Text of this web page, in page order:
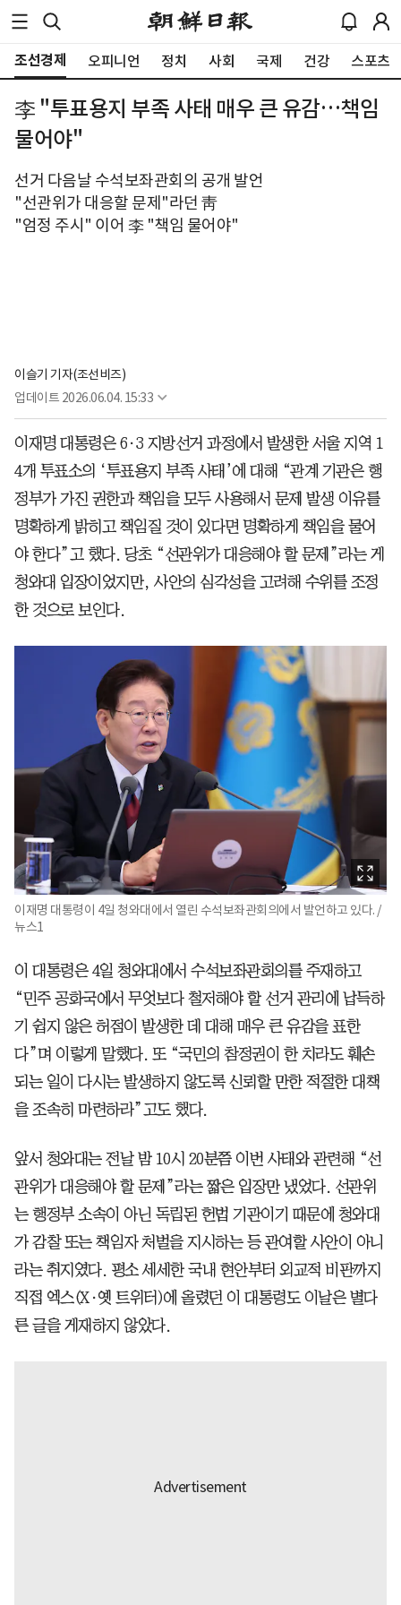
조선경제 오피니언 정치 사회 국제 건강 스포츠
李 "투표용지 부족 사태 매우 큰 유감…책임
물어야"
선거 다음날 수석보좌관회의 공개 발언
"선관위가 대응할 문제"라던 靑
"엄정 주시" 이어 李 "책임 물어야"
이슬기 기자(조선비즈)
업데이트 2026.06.04. 15:33
이재명 대통령은 6·3 지방선거 과정에서 발생한 서울 지역 1
4개 투표소의 ‘투표용지 부족 사태’에 대해 “관계 기관은 행
정부가 가진 권한과 책임을 모두 사용해서 문제 발생 이유를
명확하게 밝히고 책임질 것이 있다면 명확하게 책임을 물어
야 한다”고 했다. 당초 “선관위가 대응해야 할 문제”라는 게
청와대 입장이었지만, 사안의 심각성을 고려해 수위를 조정
한 것으로 보인다.
이재명 대통령이 4일 청와대에서 열린 수석보좌관회의에서 발언하고 있다. /
뉴스1
이 대통령은 4일 청와대에서 수석보좌관회의를 주재하고
“민주 공화국에서 무엇보다 철저해야 할 선거 관리에 납득하
기 쉽지 않은 허점이 발생한 데 대해 매우 큰 유감을 표한
다”며 이렇게 말했다. 또 “국민의 참정권이 한 치라도 훼손
되는 일이 다시는 발생하지 않도록 신뢰할 만한 적절한 대책
을 조속히 마련하라”고도 했다.
앞서 청와대는 전날 밤 10시 20분쯤 이번 사태와 관련해 “선
관위가 대응해야 할 문제”라는 짧은 입장만 냈었다. 선관위
는 행정부 소속이 아닌 독립된 헌법 기관이기 때문에 청와대
가 감찰 또는 책임자 처벌을 지시하는 등 관여할 사안이 아니
라는 취지였다. 평소 세세한 국내 현안부터 외교적 비판까지
직접 엑스(X·옛 트위터)에 올렸던 이 대통령도 이날은 별다
른 글을 게재하지 않았다.